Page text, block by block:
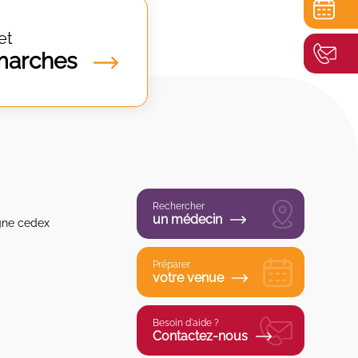
cedex
Rechercher
un médecin
Préparer
votre venue
Besoin d'aide ?
Contactez-nous